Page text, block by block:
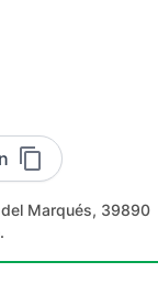
del Marqués, 39890